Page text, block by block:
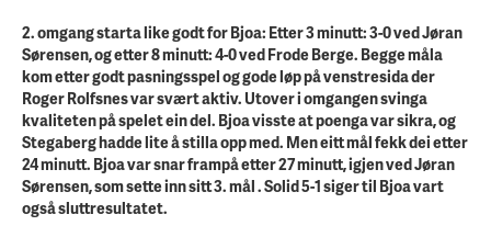
2. omgang starta like godt for Bjoa: Etter 3 minutt: 3-0 ved Jøran
Sørensen, og etter 8 minutt: 4-0 ved Frode Berge. Begge måla
kom etter godt pasningsspel og gode løp på venstresida der
Roger Rolfsnes var svært aktiv. Utover i omgangen svinga
kvaliteten på spelet ein del. Bjoa visste at poenga var sikra, og
Stegaberg hadde lite å stilla opp med. Men eitt mål fekk dei etter
24 minutt. Bjoa var snar frampå etter 27 minutt, igjen ved Jøran
Sørensen, som sette inn sitt 3. mål . Solid 5-1 siger til Bjoa vart
også sluttresultatet.